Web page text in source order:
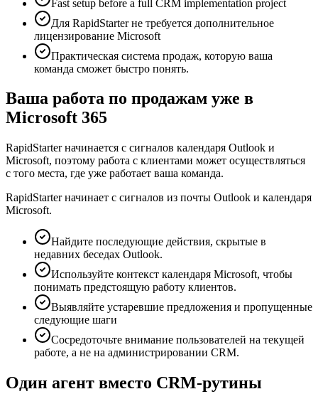
Fast setup before a full CRM implementation project
Для RapidStarter не требуется дополнительное
лицензирование Microsoft
Практическая система продаж, которую ваша
команда сможет быстро понять.
Ваша работа по продажам уже в
Microsoft 365
RapidStarter начинается с сигналов календаря Outlook и
Microsoft, поэтому работа с клиентами может осуществляться
с того места, где уже работает ваша команда.
RapidStarter начинает с сигналов из почты Outlook и календаря
Microsoft.
Найдите последующие действия, скрытые в
недавних беседах Outlook.
Используйте контекст календаря Microsoft, чтобы
понимать предстоящую работу клиентов.
Выявляйте устаревшие предложения и пропущенные
следующие шаги
Сосредоточьте внимание пользователей на текущей
работе, а не на администрировании CRM.
Один агент вместо CRM-рутины